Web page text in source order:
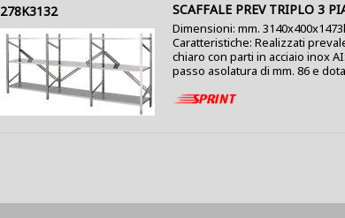
278K3132 SCAFFALE PREV TRIPLO 3
Dimensioni: mm.
Caratteristiche: Realizzati
chiaro con parti in acciaio inox
passo asolatura di mm. 86 e